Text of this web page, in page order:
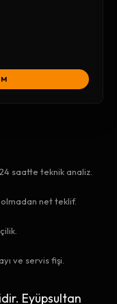
saatte teknik analiz.
net teklif.
ve servis fişi.
Eyüpsultan